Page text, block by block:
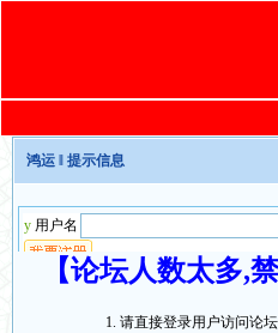
鸿运 ‖ 提示信息
【论坛人数太多,
请直接登录用户访问论